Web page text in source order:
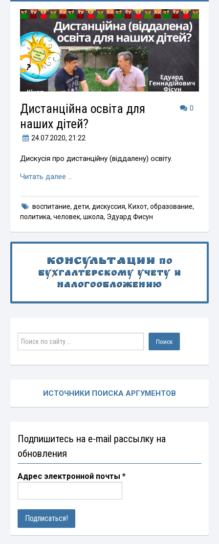
0
Дистанційна освіта для
наших дітей?
24.07.2020, 21:22
Дискусія про дистанційну (віддалену) освіту.
Читать далее …
воспитание, дети, дискуссия, Кихот, образование,
политика,человек,школа, Эдуард Фисун
Консультации по
бухгалтерскому учету и
налогообложению
ИСТОЧНИКИ ПОИСКА АРГУМЕНТОВ
Подпишитесь на e-mail рассылку на
обновления
Адрес электронной почты*